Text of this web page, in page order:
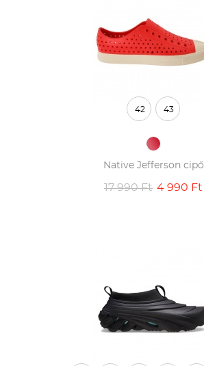
Native Jefferson cipő
17 990 Ft 4 990 Ft
42 43